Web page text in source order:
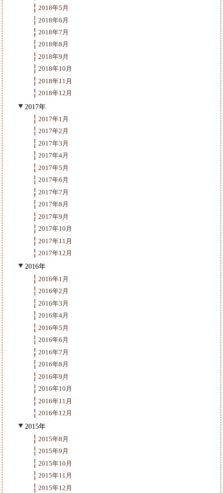
2018年5月
2018年6月
2018年7月
2018年8月
2018年9月
2018年10月
2018年11月
2018年12月
2017年
2017年1月
2017年2月
2017年3月
2017年4月
2017年5月
2017年6月
2017年7月
2017年8月
2017年9月
2017年10月
2017年11月
2017年12月
2016年
2016年1月
2016年2月
2016年3月
2016年4月
2016年5月
2016年6月
2016年7月
2016年8月
2016年9月
2016年10月
2016年11月
2016年12月
2015年
2015年8月
2015年9月
2015年10月
2015年11月
2015年12月